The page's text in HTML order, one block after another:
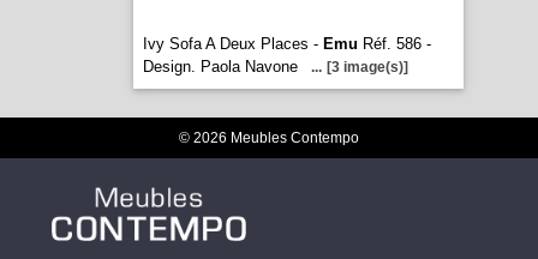
Ivy Sofa A Deux Places - Emu Réf. 586 -
Design. Paola Navone
... [3 image(s)]
© 2026 Meubles Contempo